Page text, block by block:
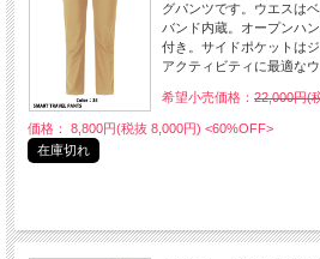
グパンツです。ウエスは
バンド内蔵。オープンハ
付き。サイドポケットは
アクティビティに最適なウ
希望小売価格： 22,000円(
価格： 8,800円(税抜 8,000円) <60%OFF>
在庫切れ